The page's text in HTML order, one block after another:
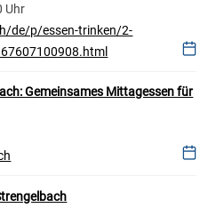
Uhr
de/p/essen-trinken/2-
Gemeinsames Mittagessen für